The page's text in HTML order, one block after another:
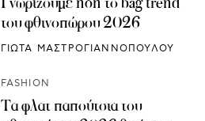
του φθινοπώρου 2026
ΓΙΩΤΑ ΜΑΣΤΡΟΓΙΑΝΝΟΠΟΥΛΟΥ
FASHION
Τα φλατ παπούτσια του